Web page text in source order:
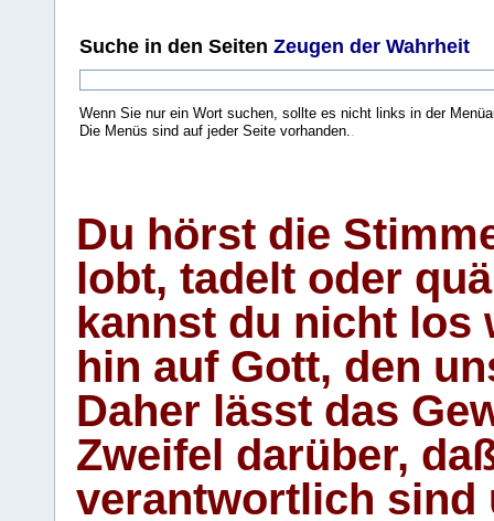
Suche in den Seiten Zeugen der Wahrheit
Wenn Sie nur ein Wort suchen, sollte es nicht links in der
Die Menüs sind auf jeder Seite vorhanden.
Du hörst die
lobt, tadelt oder
kannst du nicht los
hin auf Gott, den
Daher lässt das
Zweifel darüber,
verantwortlich sind